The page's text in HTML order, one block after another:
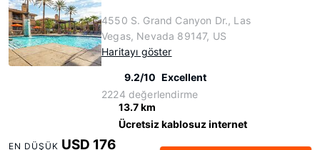
4550 S. Grand Canyon Dr., Las
Vegas, Nevada 89147, US
Haritayı göster
9.2/10 Excellent
2224 değerlendirme
13.7 km
Ücretsiz kablosuz internet
EN DÜŞÜK USD 176